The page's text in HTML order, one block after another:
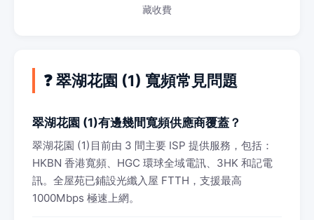
藏收費
❓ 翠湖花園 (1) 寬頻常見問題
翠湖花園 (1)有邊幾間寬頻供應商覆蓋？
翠湖花園 (1)目前由 3 間主要 ISP 提供服務，包括：
HKBN 香港寬頻、HGC 環球全域電訊、3HK 和記電
訊。全屋苑已鋪設光纖入屋 FTTH，支援最高
1000Mbps 極速上網。